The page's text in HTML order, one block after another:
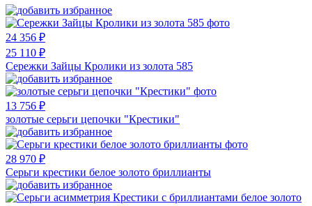
24 356 ₽
25 110 ₽
Сережки Зайцы Кролики из золота 585
13 756 ₽
золотые серьги цепочки "Крестики"
28 970 ₽
Серьги крестики белое золото бриллианты